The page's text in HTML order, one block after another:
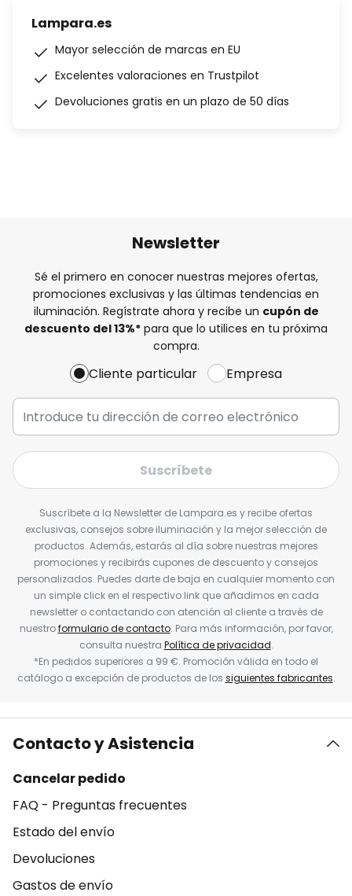
Lampara.es
Mayor selección de marcas en EU
Excelentes valoraciones en Trustpilot
Devoluciones gratis en un plazo de 50 días
Newsletter
Sé el primero en conocer nuestras mejores ofertas,
promociones exclusivas y las últimas tendencias en
iluminación. Regístrate ahora y recibe un cupón de
descuento del13%* para que lo utilices en tu próxima
compra.
Cliente particular Empresa
Suscríbete
Suscríbete a la Newsletter de Lampara.es y recibe ofertas
exclusivas, consejos sobre iluminación y la mejor selección de
productos. Además, estarás al día sobre nuestras mejores
promociones y recibirás cupones de descuento y consejos
personalizados. Puedes darte de baja en cualquier momento con
un simple click en el respectivo link que añadimos en cada
newsletter o contactando con atención al cliente a través de
nuestroformulario de contacto. Para más información, por favor,
consulta nuestra Política de privacidad.
*En pedidos superiores a 99 €. Promoción válida en todo el
catálogo a excepción de productos de los siguientes fabricantes.
Contacto y Asistencia
Cancelar pedido
FAQ - Preguntas frecuentes
Estado del envío
Devoluciones
Gastos de envío